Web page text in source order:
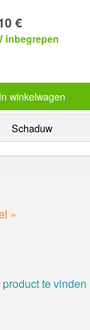
€
inbegrepen
In winkelwagen
Schaduw
»
te vinden